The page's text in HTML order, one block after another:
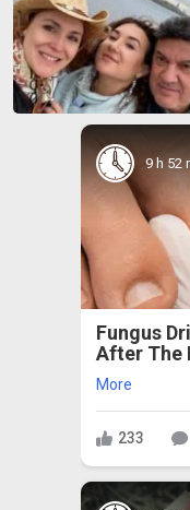
9 h 52
Fungus
After The
More
233